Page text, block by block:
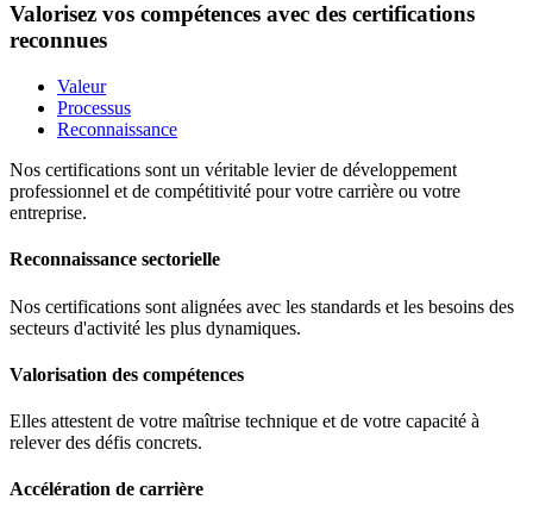
Valorisez vos compétences avec des certifications
reconnues
Valeur
Processus
Reconnaissance
Nos certifications sont un véritable levier de développement
professionnel et de compétitivité pour votre carrière ou votre
entreprise.
Reconnaissance sectorielle
Nos certifications sont alignées avec les standards et les besoins des
secteurs d'activité les plus dynamiques.
Valorisation des compétences
Elles attestent de votre maîtrise technique et de votre capacité à
relever des défis concrets.
Accélération de carrière